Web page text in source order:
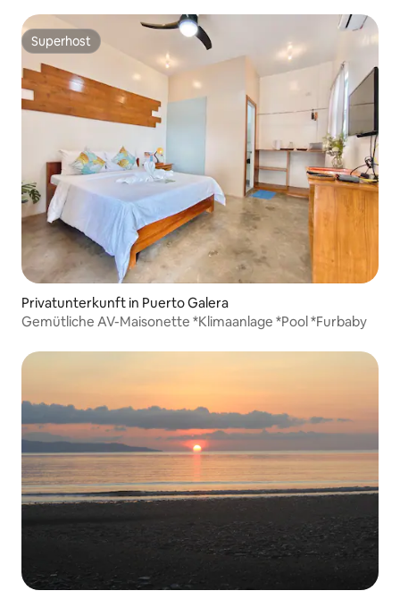
Superhost
Superhost
Privatunterkunft in Puerto Galera
Gemütliche AV-Maisonette *Klimaanlage *Pool *Furbaby